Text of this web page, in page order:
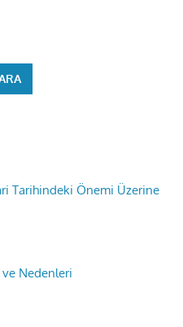
Tarihindeki Önemi Üzerine
ve Nedenleri